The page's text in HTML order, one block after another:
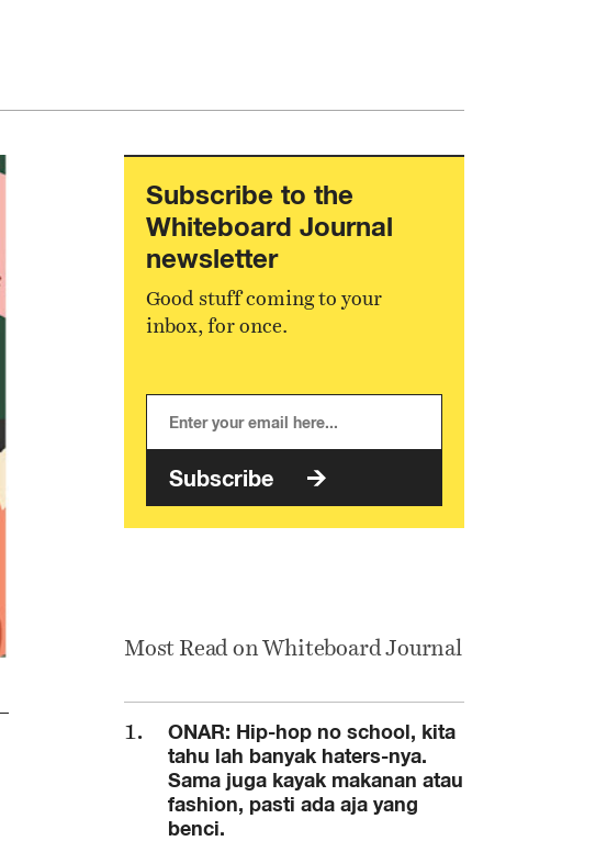
Subscribe to the
Whiteboard Journal
newsletter
Good stuff coming to your
inbox, for once.
Subscribe
Most Read on Whiteboard Journal
ONAR: Hip-hop no school, kita
tahu lah banyak haters-nya.
Sama juga kayak makanan atau
fashion, pasti ada aja yang
benci.